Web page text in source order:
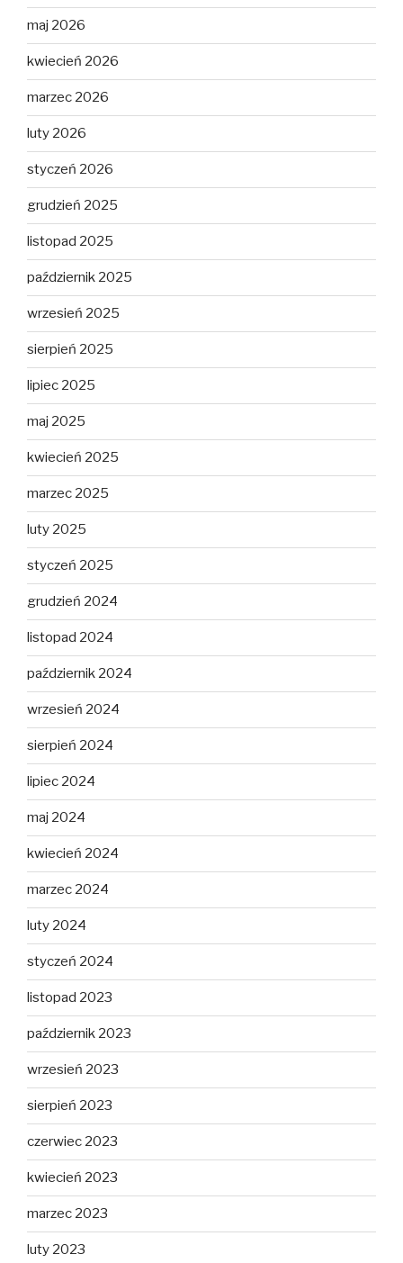
maj 2026
kwiecień 2026
marzec 2026
luty 2026
styczeń 2026
grudzień 2025
listopad 2025
październik 2025
wrzesień 2025
sierpień 2025
lipiec 2025
maj 2025
kwiecień 2025
marzec 2025
luty 2025
styczeń 2025
grudzień 2024
listopad 2024
październik 2024
wrzesień 2024
sierpień 2024
lipiec 2024
maj 2024
kwiecień 2024
marzec 2024
luty 2024
styczeń 2024
listopad 2023
październik 2023
wrzesień 2023
sierpień 2023
czerwiec 2023
kwiecień 2023
marzec 2023
luty 2023